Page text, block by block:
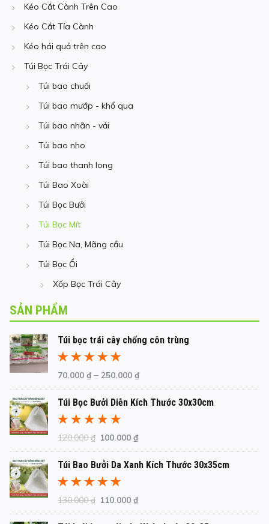
Kéo Cắt Cành Trên Cao
Kéo Cắt Tỉa Cành
Kéo hái quả trên cao
Túi Bọc Trái Cây
Túi bao chuối
Túi bao mướp - khổ qua
Túi bao nhãn - vải
Túi bao nho
Túi bao thanh long
Túi Bao Xoài
Túi Bọc Bưởi
Túi Bọc Mít
Túi Bọc Na, Mãng cầu
Túi Bọc Ổi
Xốp Bọc Trái Cây
SẢN PHẨM
Túi bọc trái cây chống côn trùng
Được xếp
sao
70.000 ₫ – 250.000 ₫
Túi Bọc Bưởi Diễn Kích Thước 30x30cm
Được xếp
sao
120.000₫ Giá
gốc
là:
120.000 ₫.
100.000₫Giá
hiện
tại
100.000 ₫.
Túi Bao Bưởi Da Xanh Kích Thước 30x35cm
Được xếp
130.000₫ Giá
gốc
110.000₫Giá
hiện